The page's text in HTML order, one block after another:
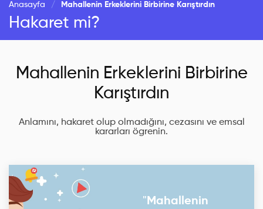
Anasayfa Mahallenin Erkeklerini Birbirine Karıştırdın
Hakaret mi?
Mahallenin Erkeklerini Birbirine
Karıştırdın
Anlamını, hakaret olup olmadığını, cezasını ve emsal
kararları ögrenin.
"Mahallenin